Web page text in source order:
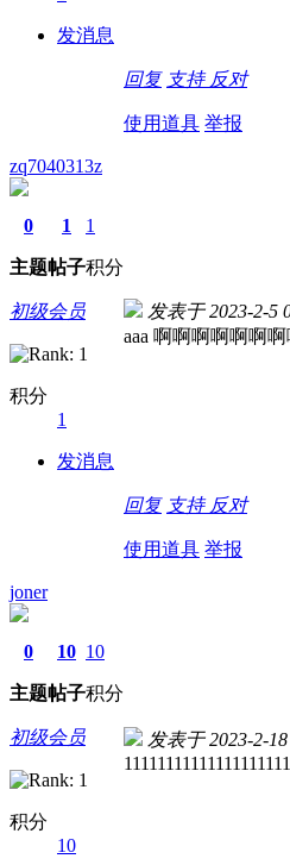
发消息
回复 支持 反对
使用道具 举报
zq7040313z
0
主题
1
帖子
1
积分
初级会员
积分
1
发消息
发表于 2023-2-5
aaa 啊啊啊啊啊啊
回复 支持 反对
使用道具 举报
joner
0
主题
10
帖子
10
积分
初级会员
积分
10
发表于 2023-2-